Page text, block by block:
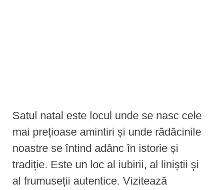
Satul natal este locul unde se nasc cele
mai prețioase amintiri și unde rădăcinile
noastre se întind adânc în istorie și
tradiție. Este un loc al iubirii, al liniștii și
al frumuseții autentice. Vizitează